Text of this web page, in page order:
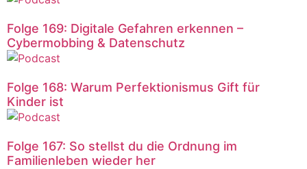
Folge 169: Digitale Gefahren erkennen –
Cybermobbing & Datenschutz
Folge 168: Warum Perfektionismus Gift für
Kinder ist
Folge 167: So stellst du die Ordnung im
Familienleben wieder her